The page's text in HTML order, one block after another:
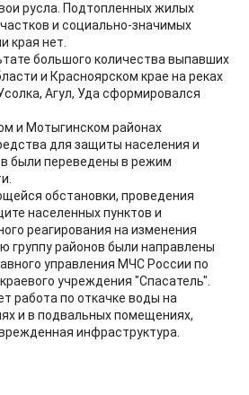
русла. Подтопленных жилых
и социально-значимых
края нет.
большого количества выпавших
и Красноярском крае на реках
Агул, Уда сформировался
и Мотыгинском районах
для защиты населения и
были переведены в режим
обстановки, проведения
населенных пунктов и
реагирования на изменения
группу районов были направлены
управления МЧС России по
учреждения "Спасатель".
работа по откачке воды на
и в подвальных помещениях,
инфраструктура.